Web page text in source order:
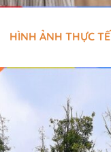
HÌNH ẢNH THỰC TẾ